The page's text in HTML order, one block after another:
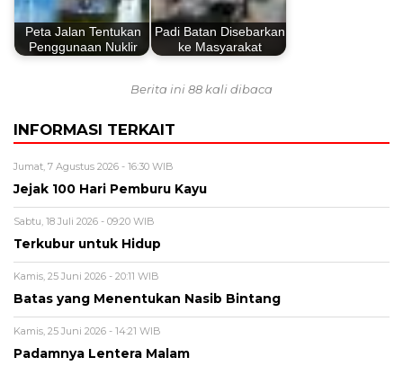
Peta Jalan Tentukan
Penggunaan Nuklir
Padi Batan Disebarkan
ke Masyarakat
Berita ini 88 kali dibaca
INFORMASI TERKAIT
Jumat, 7 Agustus 2026 - 16:30 WIB
Jejak 100 Hari Pemburu Kayu
Sabtu, 18 Juli 2026 - 09:20 WIB
Terkubur untuk Hidup
Kamis, 25 Juni 2026 - 20:11 WIB
Batas yang Menentukan Nasib Bintang
Kamis, 25 Juni 2026 - 14:21 WIB
Padamnya Lentera Malam